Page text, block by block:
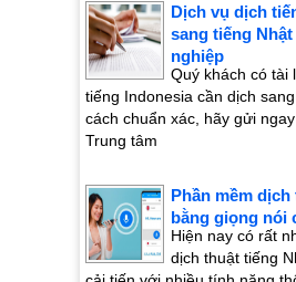
Dịch vụ dịch
sang tiếng
nghiệp
Quý khách có tài
tiếng Indonesia cần dịch
cách chuẩn xác, hãy gửi
Trung tâm
Phần mềm
bằng giọng nói
Hiện nay có rất
dịch thuật tiếng